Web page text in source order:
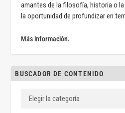
amantes de la filosofía, historia o
la oportunidad de profundizar en
Más información.
BUSCADOR DE CONTENIDO